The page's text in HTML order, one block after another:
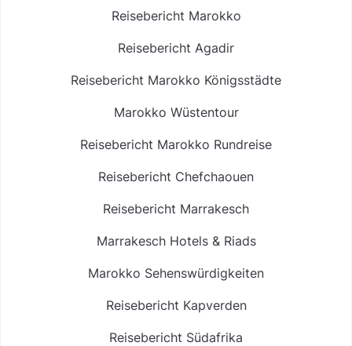
Reisebericht Marokko
Reisebericht Agadir
Reisebericht Marokko Königsstädte
Marokko Wüstentour
Reisebericht Marokko Rundreise
Reisebericht Chefchaouen
Reisebericht Marrakesch
Marrakesch Hotels & Riads
Marokko Sehenswürdigkeiten
Reisebericht Kapverden
Reisebericht Südafrika